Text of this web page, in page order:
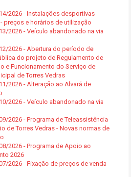
2026 - Instalações desportivas
preços e horários de utilização
2026 - Veículo abandonado na via
2026 - Abertura do período de
do projeto de Regulamento de
e Funcionamento do Serviço de
de Torres Vedras
2026 - Alteração ao Alvará de
2026 - Veículo abandonado na via
2026 - Programa de Teleassistência
de Torres Vedras - Novas normas de
2026 - Programa de Apoio ao
2026
2026 - Fixação de preços de venda